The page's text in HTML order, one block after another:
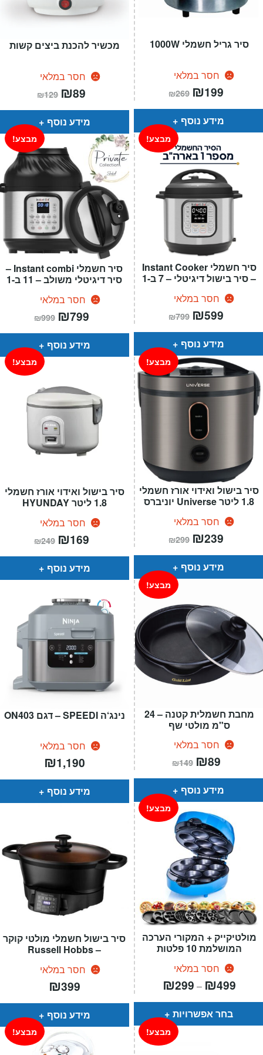
מכשיר להכנת ביצים קשות
חסר במלאי
₪129 המחיר
המקורי
היה:
₪129.
₪89
הוא:
מידע נוסף
סיר גריל חשמלי 1000W
חסר במלאי
₪269 המחיר
המקורי
היה:
₪269.
₪199
הוא:
מידע נוסף
סיר חשמלי Instant combi –
סיר דיגיטלי משולב – 11 ב-1
חסר במלאי
מבצע!
₪999 המחיר
המקורי
היה:
₪999.
₪799
הוא:
מידע נוסף
סיר חשמלי Instant Cooker
– סיר בישול דיגיטלי – 7 ב-1
חסר במלאי
מבצע!
₪799 המחיר
המקורי
היה:
₪799.
₪599
הוא:
מידע נוסף
סיר בישול ואידוי אורז חשמלי
1.8 ליטר HYUNDAY
חסר במלאי
מבצע!
₪249 המחיר
המקורי
היה:
₪249.
₪169
הוא:
מידע נוסף
סיר בישול ואידוי אורז חשמלי
1.8 ליטר Universe יוניברס
חסר במלאי
מבצע!
₪299 המחיר
המקורי
היה:
₪299.
₪239
הוא:
מידע נוסף
נינג‘ה SPEEDI – דגם ON403
חסר במלאי
₪1,190
מידע נוסף
מחבת חשמלית קטנה – 24
ס"מ מולטי שף
חסר במלאי
מבצע!
₪149 המחיר
המקורי
היה:
₪149.
₪89
הוא:
מידע נוסף
סיר בישול חשמלי מולטי קוקר
– Russell Hobbs
חסר במלאי
₪399
מידע נוסף
מולטיקייק + המקורי הערכה
המושלמת 10 פלטות
חסר במלאי
מבצע!
₪299 – ₪499טווח
⁦₪299⁩
בחר אפשרויות
מבצע! מבצע!